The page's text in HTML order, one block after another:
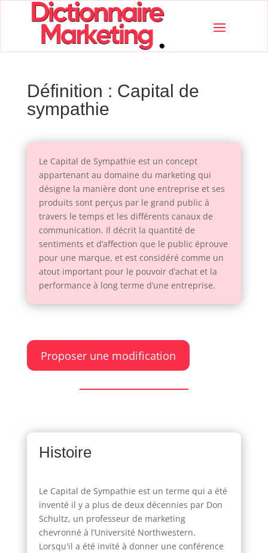
Définition : Capital de
sympathie
Le Capital de Sympathie est un concept
appartenant au domaine du marketing qui
désigne la manière dont une entreprise et ses
produits sont perçus par le grand public à
travers le temps et les différents canaux de
communication. Il décrit la quantité de
sentiments et d’affection que le public éprouve
pour une marque, et est considéré comme un
atout important pour le pouvoir d’achat et la
performance à long terme d’une entreprise.
Proposer une modification
Histoire
Le Capital de Sympathie est un terme qui a été
inventé il y a plus de deux décennies par Don
Schultz, un professeur de marketing
chevronné à l’Université Northwestern.
Lorsqu'il a été invité à donner une conférence